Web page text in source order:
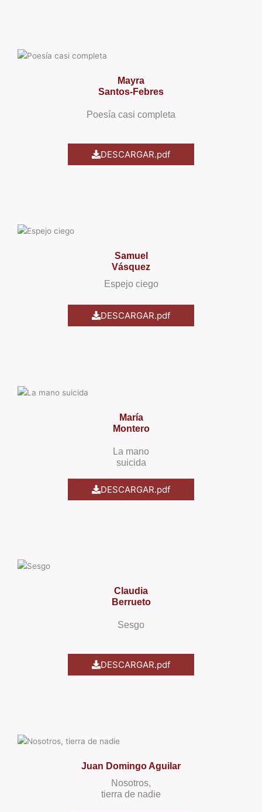
Mayra
Santos-Febres
Poesía casi completa
DESCARGAR.pdf
Samuel
Vásquez
Espejo ciego
DESCARGAR.pdf
María
Montero
La mano
suicida
DESCARGAR.pdf
Claudia
Berrueto
Sesgo
DESCARGAR.pdf
Juan Domingo Aguilar
Nosotros,
tierra de nadie